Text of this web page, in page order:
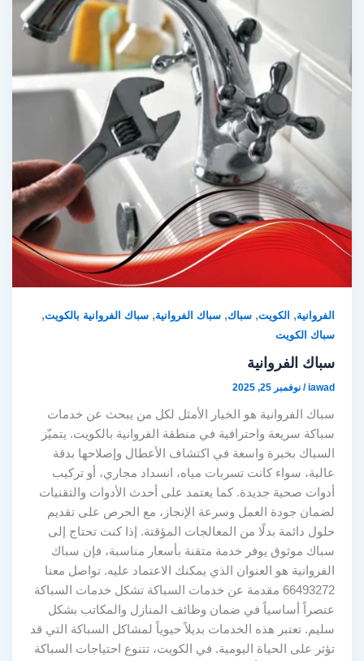
الفروانية, الكويت,سباك,سباك الفروانية,سباك الفروانية بالكويت,
سباك الكويت
سباك الفروانية
iawad
/نوفمبر 25, 2025
سباك الفروانية هو الخيار الأمثل لكل من يبحث عن خدمات
سباكة سريعة واحترافية في منطقة الفروانية بالكويت. يتميّز
السباك بخبرة واسعة في اكتشاف الأعطال وإصلاحها بدقة
عالية، سواء كانت تسربات مياه، انسداد مجاري، أو تركيب
أدوات صحية جديدة. كما يعتمد على أحدث الأدوات والتقنيات
لضمان جودة العمل وسرعة الإنجاز، مع الحرص على تقديم
حلول دائمة بدلًا من المعالجات المؤقتة. إذا كنت تحتاج إلى
سباك موثوق يوفر خدمة متقنة بأسعار مناسبة، فإن سباك
الفروانية هو العنوان الذي يمكنك الاعتماد عليه. تواصل معنا
66493272 مقدمة عن خدمات السباكة تشكل خدمات السباكة
عنصراً أساسياً في ضمان وظائف المنازل والمكاتب بشكل
سليم. تعتبر هذه الخدمات بديلاً حيوياً لمشاكل السباكة التي قد
تؤثر على الحياة اليومية. في الكويت، تتنوع احتياجات السباكة